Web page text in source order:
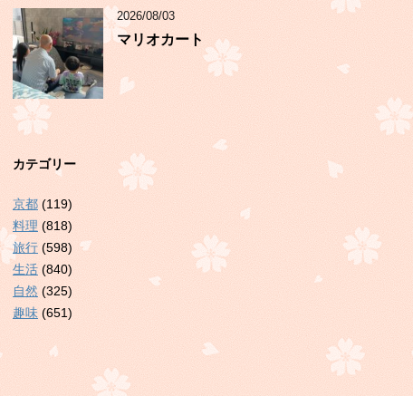
2026/08/03
マリオカート
カテゴリー
京都 (119)
料理 (818)
旅行 (598)
生活 (840)
自然 (325)
趣味 (651)